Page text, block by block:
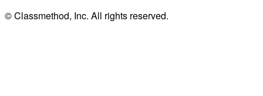
© Classmethod, Inc. All rights reserved.